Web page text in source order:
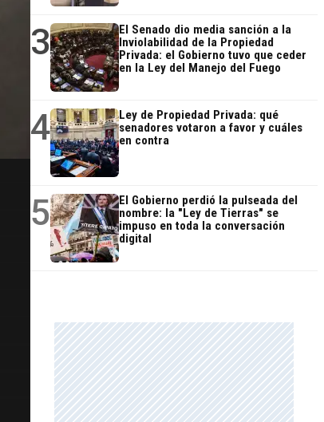
3
El Senado dio media sanción a la
Inviolabilidad de la Propiedad
Privada: el Gobierno tuvo que ceder
en la Ley del Manejo del Fuego
4
Ley de Propiedad Privada: qué
senadores votaron a favor y cuáles
en contra
5
El Gobierno perdió la pulseada del
nombre: la "Ley de Tierras" se
impuso en toda la conversación
digital